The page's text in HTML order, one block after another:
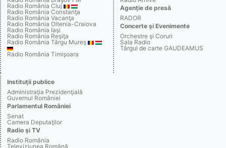
Radio România Cluj
Radio România Constanţa
Radio România Vacanţa
Radio România Oltenia-Craiova
Radio România Iaşi
Radio România Reşiţa
Radio România Târgu Mureş
Radio România Timişoara
Agenţie de presă
RADOR
Concerte şi Evenimente
Orchestre şi Coruri
Sala Radio
Târgul de carte GAUDEAMUS
Instituţii publice
Administraţia Prezidenţială
Guvernul României
Parlamentul României
Senat
Camera Deputaţilor
Radio şi TV
Radio România
Televiziunea Română